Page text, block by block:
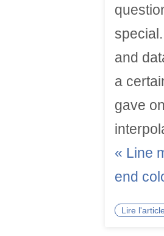
and
a
gave
« Line
end
Lire